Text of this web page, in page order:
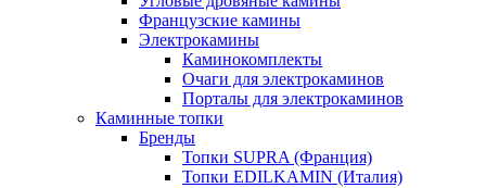
Французские камины
Электрокамины
Каминокомплекты
Очаги для электрокаминов
Порталы для электрокаминов
Каминные топки
Бренды
Топки SUPRA (Франция)
Топки EDILKAMIN (Италия)